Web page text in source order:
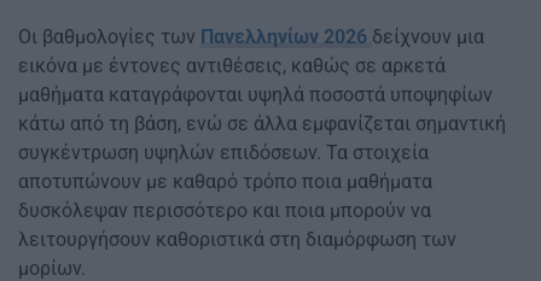
Οι βαθμολογίες των Πανελληνίων 2026 δείχνουν μια
εικόνα με έντονες αντιθέσεις, καθώς σε αρκετά
μαθήματα καταγράφονται υψηλά ποσοστά υποψηφίων
κάτω από τη βάση, ενώ σε άλλα εμφανίζεται σημαντική
συγκέντρωση υψηλών επιδόσεων. Τα στοιχεία
αποτυπώνουν με καθαρό τρόπο ποια μαθήματα
δυσκόλεψαν περισσότερο και ποια μπορούν να
λειτουργήσουν καθοριστικά στη διαμόρφωση των
μορίων.